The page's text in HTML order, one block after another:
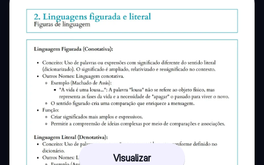
Visualizar